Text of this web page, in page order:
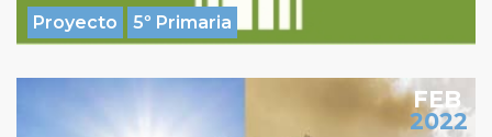
Proyecto 5º Primaria
FEB
2022